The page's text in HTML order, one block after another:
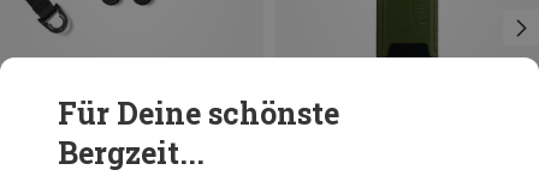
ONE SIZE
Für Deine schönste
Bergzeit...